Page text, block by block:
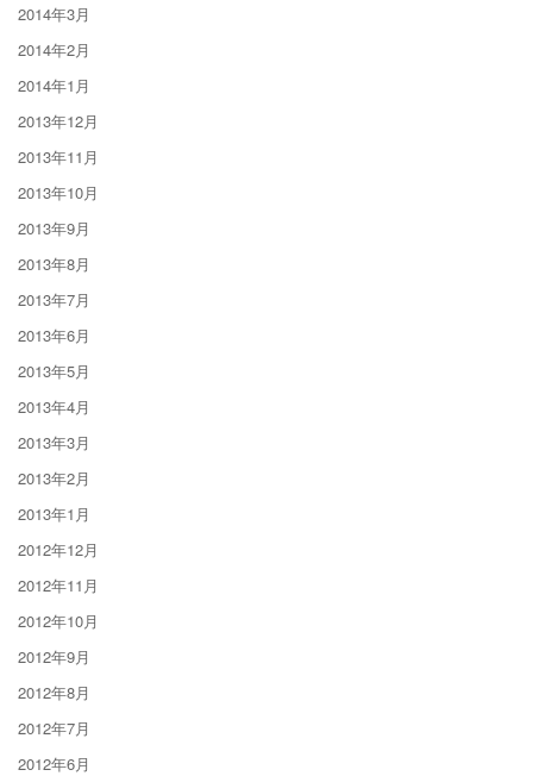
2014年3月
2014年2月
2014年1月
2013年12月
2013年11月
2013年10月
2013年9月
2013年8月
2013年7月
2013年6月
2013年5月
2013年4月
2013年3月
2013年2月
2013年1月
2012年12月
2012年11月
2012年10月
2012年9月
2012年8月
2012年7月
2012年6月